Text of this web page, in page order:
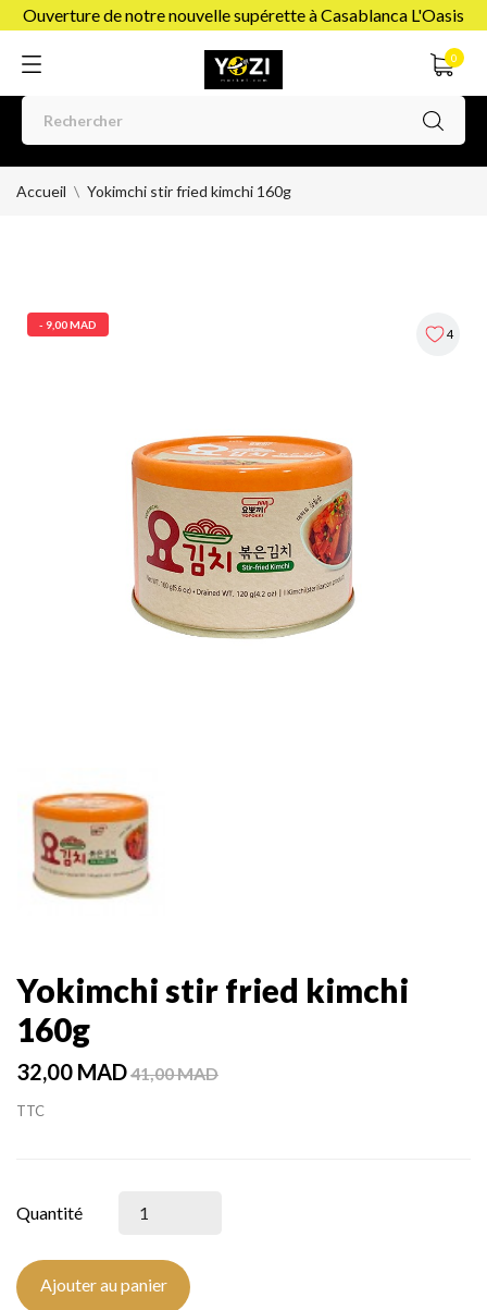
Ouverture de notre nouvelle supérette à Casablanca L'Oasis
0
Accueil Yokimchi stir fried kimchi 160g
4
- 9,00 MAD
Yokimchi stir fried kimchi
160g
32,00 MAD41,00 MAD
TTC
Quantité
Ajouter au panier